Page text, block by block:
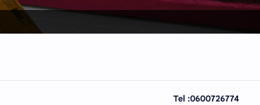
Tel :0600726774